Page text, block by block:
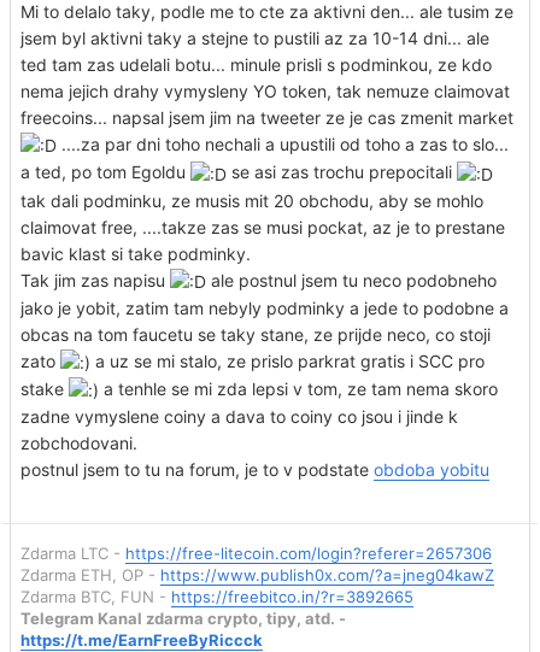
Mi to delalo taky, podle me to cte za aktivni den... ale tusim ze
jsem byl aktivni taky a stejne to pustili az za 10-14 dni... ale
ted tam zas udelali botu... minule prisli s podminkou, ze kdo
nema jejich drahy vymysleny YO token, tak nemuze claimovat
freecoins... napsal jsem jim na tweeter ze je cas zmenit market
....za par dni toho nechali a upustili od toho a zas to slo...
a ted, po tom Egoldu
se asi zas trochu prepocitali
tak dali podminku, ze musis mit 20 obchodu, aby se mohlo
claimovat free, ....takze zas se musi pockat, az je to prestane
bavic klast si take podminky.
Tak jim zas napisu
ale postnul jsem tu neco podobneho
jako je yobit, zatim tam nebyly podminky a jede to podobne a
obcas na tom faucetu se taky stane, ze prijde neco, co stoji
zato
a uz se mi stalo, ze prislo parkrat gratis i SCC pro
stake
a tenhle se mi zda lepsi v tom, ze tam nema skoro
zadne vymyslene coiny a dava to coiny co jsou i jinde k
zobchodovani.
postnul jsem to tu na forum, je to v podstate obdoba yobitu
Zdarma LTC - https://free-litecoin.com/login?referer=2657306
Zdarma ETH, OP - https://www.publish0x.com/?a=jneg04kawZ
Zdarma BTC, FUN - https://freebitco.in/?r=3892665
Telegram Kanal zdarma crypto, tipy, atd. -
https://t.me/EarnFreeByRiccck